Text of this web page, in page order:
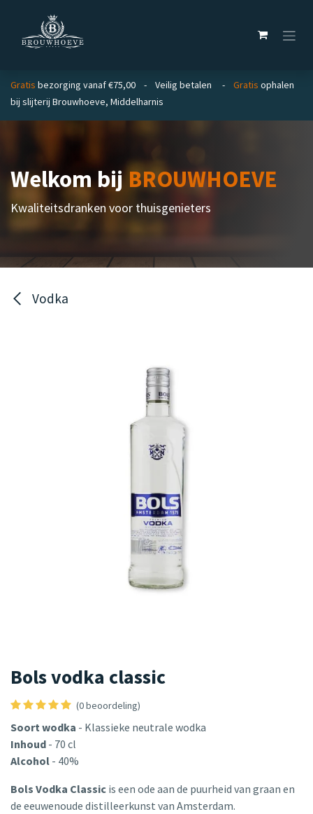
Gratis bezorging vanaf €75,00 - Veilig betalen - Gratis ophalen
bij slijterij Brouwhoeve, Middelharnis
Welkom bijBROUWHOEVE
Kwaliteitsdranken voor thuisgenieters
Vodka
Bols vodka classic
(0 beoordeling)
Soort wodka - Klassieke neutrale wodka
Inhoud - 70 cl
Alcohol - 40%
Bols Vodka Classic is een ode aan de puurheid van graan en
de eeuwenoude distilleerkunst van Amsterdam.